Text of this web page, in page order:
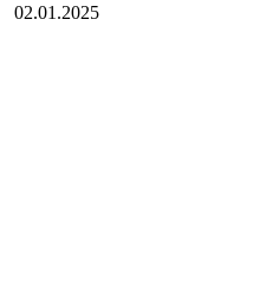
02.01.2025